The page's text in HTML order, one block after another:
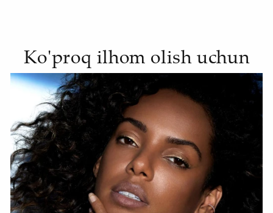
Ko'proq ilhom olish uchun